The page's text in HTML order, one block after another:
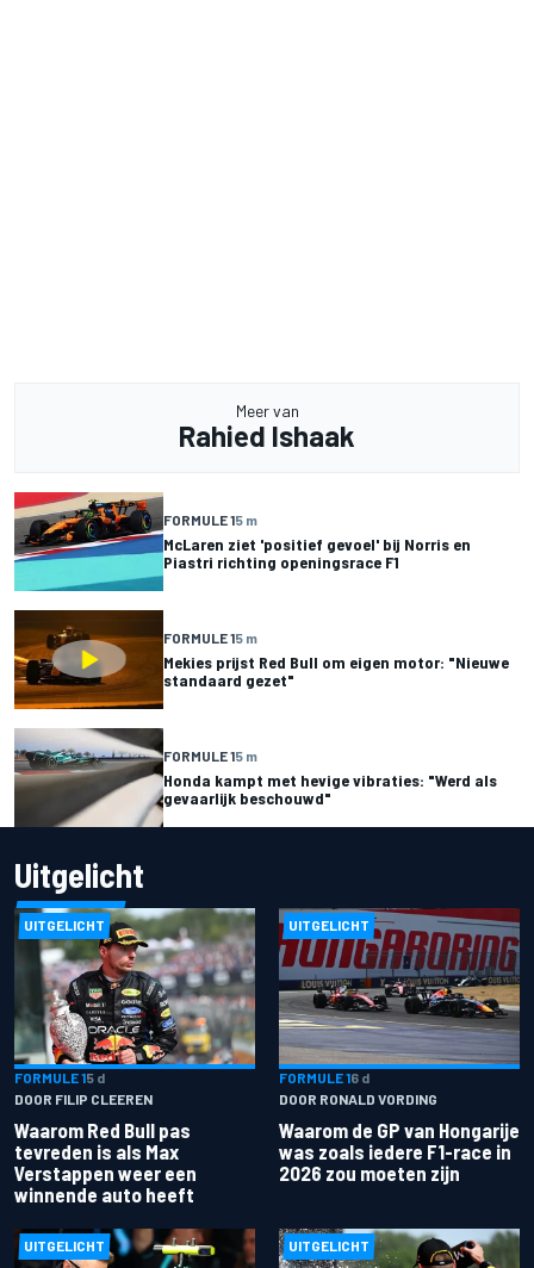
Meer van
Rahied Ishaak
FORMULE 15 m
McLaren ziet 'positief gevoel' bij Norris en
Piastri richting openingsrace F1
FORMULE 15 m
Mekies prijst Red Bull om eigen motor: "Nieuwe
standaard gezet"
FORMULE 15 m
Honda kampt met hevige vibraties: "Werd als
gevaarlijk beschouwd"
Uitgelicht
UITGELICHT
FORMULE 15 d
DOOR FILIP CLEEREN
Waarom Red Bull pas
tevreden is als Max
Verstappen weer een
winnende auto heeft
UITGELICHT
FORMULE 16 d
DOOR RONALD VORDING
Waarom de GP van Hongarije
was zoals iedere F1-race in
2026 zou moeten zijn
UITGELICHT UITGELICHT